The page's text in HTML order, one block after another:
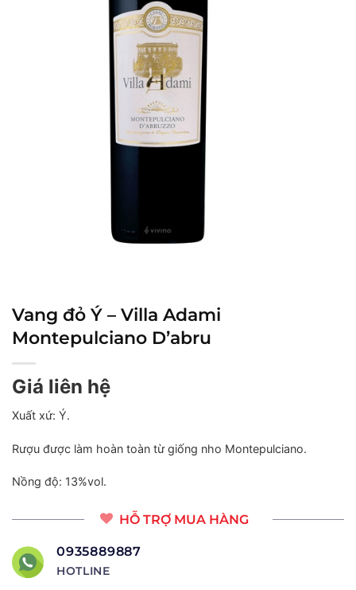
Vang đỏ Ý – Villa Adami
Montepulciano D’abru
Giá liên hệ
Xuất xứ: Ý.
Rượu được làm hoàn toàn từ giống nho Montepulciano.
Nồng độ: 13%vol.
HỖ TRỢ MUA HÀNG
0935889887
HOTLINE